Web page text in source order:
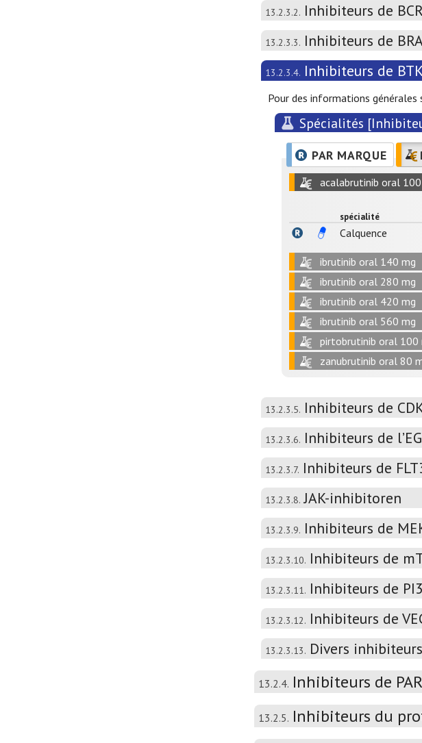
13.2.3.2. Inhibiteurs de
13.2.3.3. Inhibiteurs de
13.2.3.4. Inhibiteurs de
Pour des informations générales
Spécialités
PAR MARQUE
acalabrutinib oral
spécialité
Calquence
ibrutinib oral 140 mg
ibrutinib oral 280 mg
ibrutinib oral 420 mg
ibrutinib oral 560 mg
pirtobrutinib oral 100
zanubrutinib oral 80
13.2.3.5. Inhibiteurs de
13.2.3.6. Inhibiteurs de
13.2.3.7. Inhibiteurs de
13.2.3.8. JAK-inhibitoren
13.2.3.9. Inhibiteurs de
13.2.3.10. Inhibiteurs de
13.2.3.11. Inhibiteurs de
13.2.3.12. Inhibiteurs de
13.2.3.13. Divers
13.2.4. Inhibiteurs de
13.2.5. Inhibiteurs du